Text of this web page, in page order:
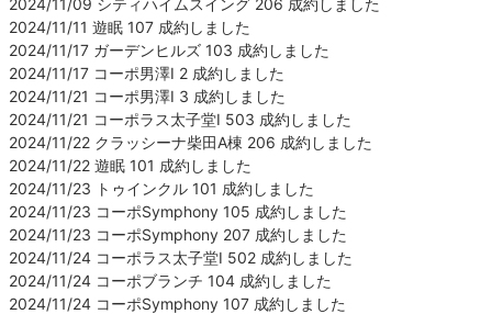
2024/11/11 遊眠 107 成約しました
2024/11/17 ガーデンヒルズ 103 成約しました
2024/11/17 コーポ男澤Ⅰ 2 成約しました
2024/11/21 コーポ男澤Ⅰ 3 成約しました
2024/11/21 コーポラス太子堂Ⅰ 503 成約しました
2024/11/22 クラッシーナ柴田A棟 206 成約しました
2024/11/22 遊眠 101 成約しました
2024/11/23 トゥインクル 101 成約しました
2024/11/23 コーポSymphony 105 成約しました
2024/11/23 コーポSymphony 207 成約しました
2024/11/24 コーポラス太子堂Ⅰ 502 成約しました
2024/11/24 コーポブランチ 104 成約しました
2024/11/24 コーポSymphony 107 成約しました